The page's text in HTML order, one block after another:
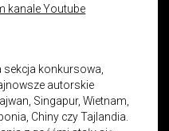
kanale Youtube
sekcja konkursowa,
autorskie
Singapur, Wietnam,
Chiny czy Tajlandia.